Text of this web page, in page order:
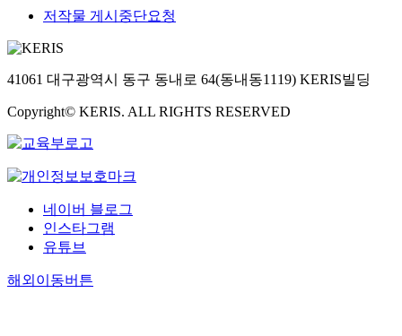
저작물 게시중단요청
41061 대구광역시 동구 동내로 64(동내동1119) KERIS빌딩
Copyright© KERIS. ALL RIGHTS RESERVED
네이버 블로그
인스타그램
유튜브
해외이동버튼